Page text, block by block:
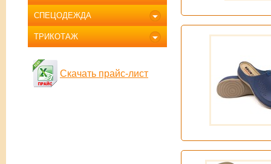
СПЕЦОДЕЖДА
ТРИКОТАЖ
Скачать прайс-лист